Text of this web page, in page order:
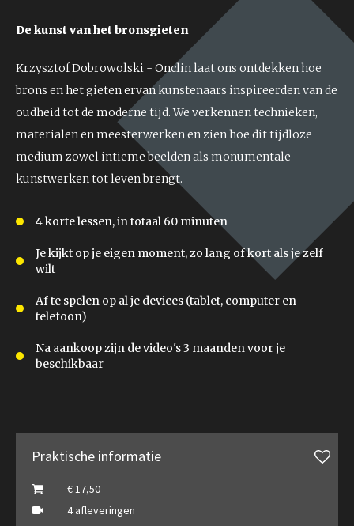
De kunst van het bronsgieten
Krzysztof Dobrowolski - Onclin laat ons ontdekken hoe
brons en het gieten ervan kunstenaars inspireerden van de
oudheid tot de moderne tijd. We verkennen technieken,
materialen en meesterwerken en zien hoe dit tijdloze
medium zowel intieme beelden als monumentale
kunstwerken tot leven brengt.
4 korte lessen, in totaal 60 minuten
Je kijkt op je eigen moment, zo lang of kort als je zelf
wilt
Af te spelen op al je devices (tablet, computer en
telefoon)
Na aankoop zijn de video's 3 maanden voor je
beschikbaar
Praktische informatie
€ 17,50
4 afleveringen